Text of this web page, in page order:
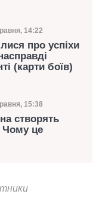
публікації
14:22
про успіхи
(карти боїв)
публікації
15:38
створять
Чому це